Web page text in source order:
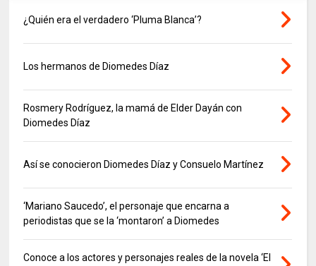
¿Quién era el verdadero ‘Pluma Blanca’?
Los hermanos de Diomedes Díaz
Rosmery Rodríguez, la mamá de Elder Dayán con
Diomedes Díaz
Así se conocieron Diomedes Díaz y Consuelo Martínez
‘Mariano Saucedo’, el personaje que encarna a
periodistas que se la ‘montaron’ a Diomedes
Conoce a los actores y personajes reales de la novela ‘El